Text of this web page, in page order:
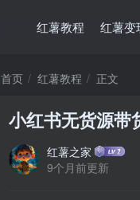
红薯教程 红薯变
首页 红薯教程 正文
小红书无货源带
红薯之家
9个月前更新